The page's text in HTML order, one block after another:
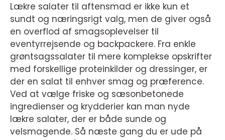
Lækre salater til aftensmad er ikke kun et
sundt og næringsrigt valg, men de giver også
en overflod af smagsoplevelser til
eventyrrejsende og backpackere. Fra enkle
grøntsagssalater til mere komplekse opskrifter
med forskellige proteinkilder og dressinger, er
der en salat til enhver smag og præference.
Ved at vælge friske og sæsonbetonede
ingredienser og krydderier kan man nyde
lækre salater, der er både sunde og
velsmagende. Så næste gang du er ude på